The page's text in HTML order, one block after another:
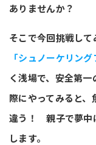
ありませんか？
そこで今回挑戦し
「シュノーケリング
く浅場で、安全第
際にやってみると
違う！ 親子で夢中
します。